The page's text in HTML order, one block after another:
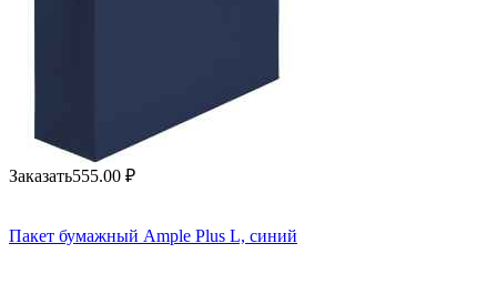
Заказать555.00 ₽
Пакет бумажный Ample Plus L, синий